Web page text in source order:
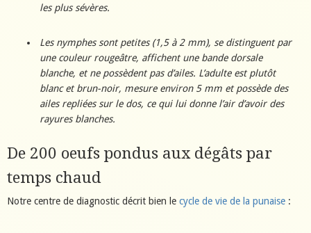
les plus sévères.
Les nymphes sont petites (1,5 à 2 mm), se distinguent par
une couleur rougeâtre, affichent une bande dorsale
blanche, et ne possèdent pas d’ailes. L’adulte est plutôt
blanc et brun-noir, mesure environ 5 mm et possède des
ailes repliées sur le dos, ce qui lui donne l’air d’avoir des
rayures blanches.
De 200 oeufs pondus aux dégâts par
temps chaud
Notre centre de diagnostic décrit bien le cycle de vie de la punaise :